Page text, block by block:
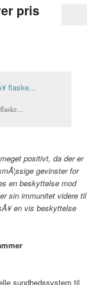
pris
positivt, da der er
gevinster for
en beskyttelse mod
sin immunitet videre til
en vis beskyttelse
sundhedssystem til